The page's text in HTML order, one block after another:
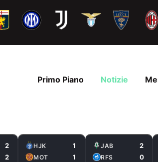
Primo Piano Notizie
2
2
HJK 1
MOT 1
JAB 2
RFS 0